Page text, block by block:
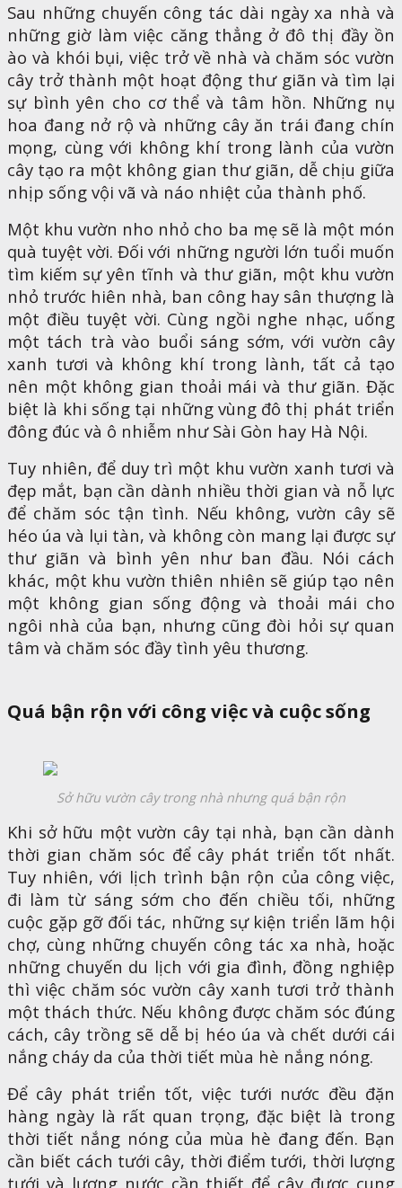
Sau những chuyến công tác dài ngày xa nhà và
những giờ làm việc căng thẳng ở đô thị đầy ồn
ào và khói bụi, việc trở về nhà và chăm sóc vườn
cây trở thành một hoạt động thư giãn và tìm lại
sự bình yên cho cơ thể và tâm hồn. Những nụ
hoa đang nở rộ và những cây ăn trái đang chín
mọng, cùng với không khí trong lành của vườn
cây tạo ra một không gian thư giãn, dễ chịu giữa
nhịp sống vội vã và náo nhiệt của thành phố.
Một khu vườn nho nhỏ cho ba mẹ sẽ là một món
quà tuyệt vời. Đối với những người lớn tuổi muốn
tìm kiếm sự yên tĩnh và thư giãn, một khu vườn
nhỏ trước hiên nhà, ban công hay sân thượng là
một điều tuyệt vời. Cùng ngồi nghe nhạc, uống
một tách trà vào buổi sáng sớm, với vườn cây
xanh tươi và không khí trong lành, tất cả tạo
nên một không gian thoải mái và thư giãn. Đặc
biệt là khi sống tại những vùng đô thị phát triển
đông đúc và ô nhiễm như Sài Gòn hay Hà Nội.
Tuy nhiên, để duy trì một khu vườn xanh tươi và
đẹp mắt, bạn cần dành nhiều thời gian và nỗ lực
để chăm sóc tận tình. Nếu không, vườn cây sẽ
héo úa và lụi tàn, và không còn mang lại được sự
thư giãn và bình yên như ban đầu. Nói cách
khác, một khu vườn thiên nhiên sẽ giúp tạo nên
một không gian sống động và thoải mái cho
ngôi nhà của bạn, nhưng cũng đòi hỏi sự quan
tâm và chăm sóc đầy tình yêu thương.
Quá bận rộn với công việc và cuộc sống
Sở hữu vườn cây trong nhà nhưng quá bận rộn
Khi sở hữu một vườn cây tại nhà, bạn cần dành
thời gian chăm sóc để cây phát triển tốt nhất.
Tuy nhiên, với lịch trình bận rộn của công việc,
đi làm từ sáng sớm cho đến chiều tối, những
cuộc gặp gỡ đối tác, những sự kiện triển lãm hội
chợ, cùng những chuyến công tác xa nhà, hoặc
những chuyến du lịch với gia đình, đồng nghiệp
thì việc chăm sóc vườn cây xanh tươi trở thành
một thách thức. Nếu không được chăm sóc đúng
cách, cây trồng sẽ dễ bị héo úa và chết dưới cái
nắng cháy da của thời tiết mùa hè nắng nóng.
Để cây phát triển tốt, việc tưới nước đều đặn
hàng ngày là rất quan trọng, đặc biệt là trong
thời tiết nắng nóng của mùa hè đang đến. Bạn
cần biết cách tưới cây, thời điểm tưới, thời lượng
tưới và lượng nước cần thiết để cây được cung